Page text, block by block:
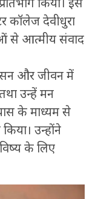
कॉलेज देवीधुरा
से आत्मीय संवाद
और जीवन में
उन्हें मन
के माध्यम से
उन्होंने
के लिए